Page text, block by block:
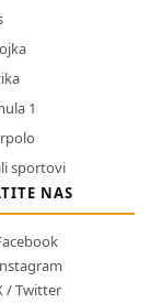
1
sportovi
NAS
/ Twitter